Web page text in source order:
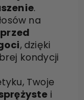
.
na
przed
, dzięki
kondycji
Twoje
i